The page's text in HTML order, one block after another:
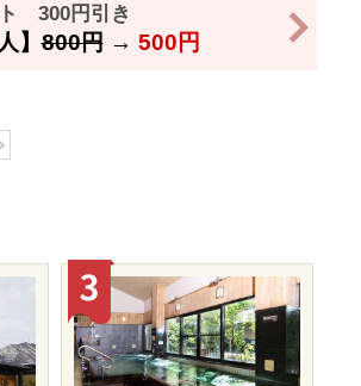
300円引き
】800円→ 500円